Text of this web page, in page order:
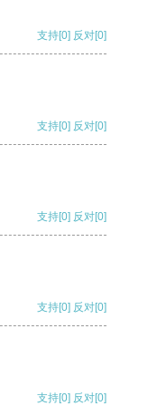
支持[0] 反对[0]
支持[0] 反对[0]
支持[0] 反对[0]
支持[0] 反对[0]
支持[0] 反对[0]